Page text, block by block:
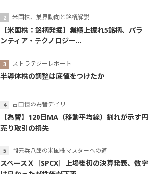
米国株、業界動向と銘柄解説
【米国株：銘柄発掘】業績上振れ5銘柄、パラ
ンティア・テクノロジー...
ストラテジーレポート
半導体株の調整は底値をつけたか
吉田恒の為替デイリー
【為替】120日MA（移動平均線）割れが示す円
売り取引の損失
岡元兵八郎の米国株マスターへの道
スペースＸ［SPCX］上場後初の決算発表、数字